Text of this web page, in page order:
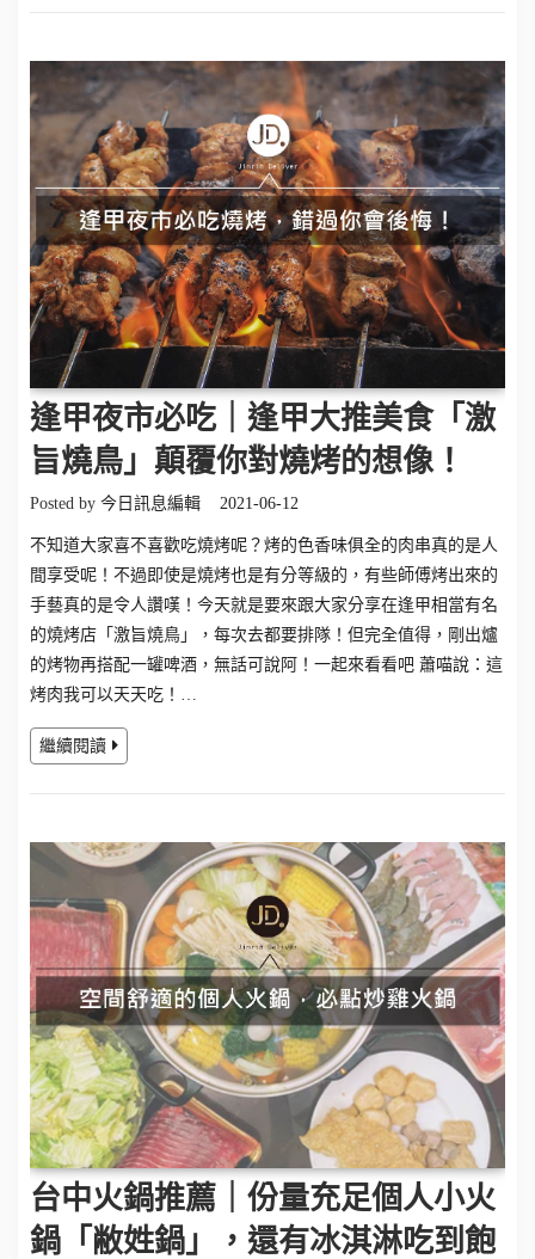
逢甲夜市必吃｜逢甲大推美食「激
旨燒鳥」顛覆你對燒烤的想像！
Posted by 今日訊息編輯 2021-06-12
不知道大家喜不喜歡吃燒烤呢？烤的色香味俱全的肉串真的是人
間享受呢！不過即使是燒烤也是有分等級的，有些師傅烤出來的
手藝真的是令人讚嘆！今天就是要來跟大家分享在逢甲相當有名
的燒烤店「激旨燒鳥」，每次去都要排隊！但完全值得，剛出爐
的烤物再搭配一罐啤酒，無話可說阿！一起來看看吧 蕭喵說：這
烤肉我可以天天吃！…
繼續閱讀
台中火鍋推薦｜份量充足個人小火
鍋「敝姓鍋」，還有冰淇淋吃到飽